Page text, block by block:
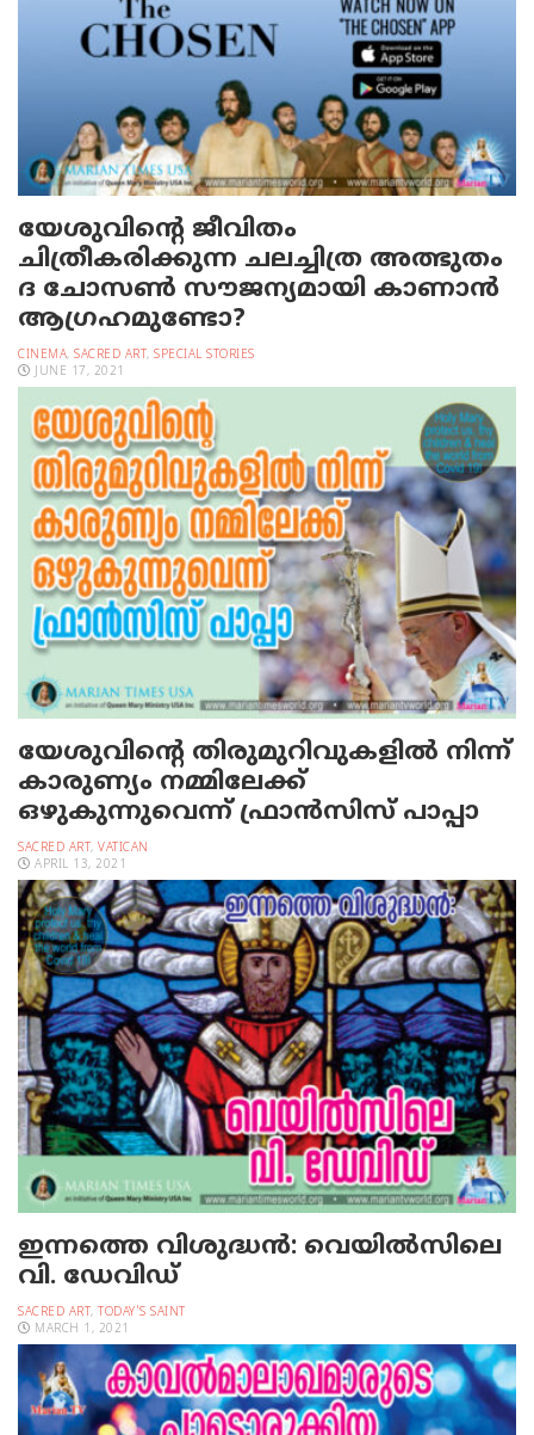
യേശുവിന്റെ ജീവിതം
ചിത്രീകരിക്കുന്ന ചലച്ചിത്ര അത്ഭുതം
ദ ചോസണ്‍ സൗജന്യമായി കാണാന്‍
ആഗ്രഹമുണ്ടോ?
CINEMA, SACRED ART, SPECIAL STORIES
JUNE 17, 2021
യേശുവിന്റെ തിരുമുറിവുകളില്‍ നിന്ന്
കാരുണ്യം നമ്മിലേക്ക്
ഒഴുകുന്നുവെന്ന് ഫ്രാന്‍സിസ് പാപ്പാ
SACRED ART, VATICAN
APRIL 13, 2021
ഇന്നത്തെ വിശുദ്ധന്‍: വെയില്‍സിലെ
വി. ഡേവിഡ്
SACRED ART, TODAY'S SAINT
MARCH 1, 2021